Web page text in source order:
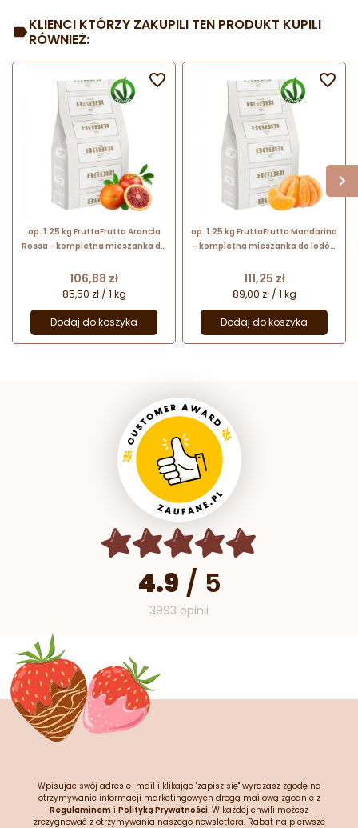
KLIENCI KTÓRZY ZAKUPILI TEN PRODUKT KUPILI
RÓWNIEŻ:
op. 1.25 kg FruttaFrutta Arancia
Rossa - kompletna mieszanka do
kat. 11536 Babbi
Cena
106,88 zł
85,50 zł / 1 kg
Dodaj do koszyka

op. 1.25 kg FruttaFrutta Mandarino
- kompletna mieszanka do lodów
Cena
111,25 zł
89,00 zł / 1 kg
Dodaj do koszyka

4.9 / 5
3993 opinii
Wpisując swój adres e-mail i klikając "zapisz się" wyrażasz zgodę na
otrzymywanie informacji marketingowych drogą mailową zgodnie z
Regulaminem i Polityką Prywatności. W każdej chwili możesz
zrezygnować z otrzymywania naszego newslettera. Rabat na pierwsze